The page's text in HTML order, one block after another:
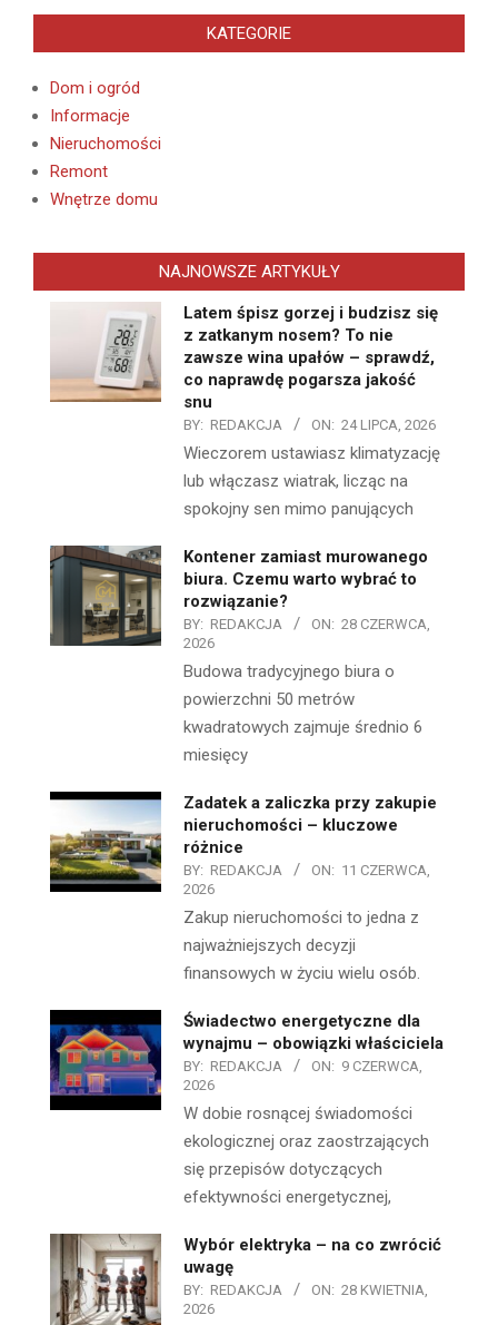
KATEGORIE
Dom i ogród
Informacje
Nieruchomości
Remont
Wnętrze domu
NAJNOWSZE ARTYKUŁY
Latem śpisz gorzej i budzisz się
z zatkanym nosem? To nie
zawsze wina upałów – sprawdź,
co naprawdę pogarsza jakość
snu
BY: REDAKCJA ON: 24 LIPCA, 2026
Wieczorem ustawiasz klimatyzację
lub włączasz wiatrak, licząc na
spokojny sen mimo panujących
Kontener zamiast murowanego
biura. Czemu warto wybrać to
rozwiązanie?
BY: REDAKCJA ON: 28 CZERWCA,
2026
Budowa tradycyjnego biura o
powierzchni 50 metrów
kwadratowych zajmuje średnio 6
miesięcy
Zadatek a zaliczka przy zakupie
nieruchomości – kluczowe
różnice
BY: REDAKCJA ON: 11 CZERWCA,
2026
Zakup nieruchomości to jedna z
najważniejszych decyzji
finansowych w życiu wielu osób.
Świadectwo energetyczne dla
wynajmu – obowiązki właściciela
BY: REDAKCJA ON: 9 CZERWCA,
2026
W dobie rosnącej świadomości
ekologicznej oraz zaostrzających
się przepisów dotyczących
efektywności energetycznej,
Wybór elektryka – na co zwrócić
uwagę
BY: REDAKCJA ON: 28 KWIETNIA,
2026